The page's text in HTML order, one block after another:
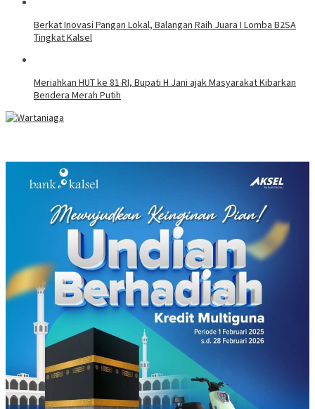
Berkat Inovasi Pangan Lokal, Balangan Raih Juara I Lomba B2SA
Tingkat Kalsel
Meriahkan HUT ke 81 RI, Bupati H Jani ajak Masyarakat Kibarkan
Bendera Merah Putih